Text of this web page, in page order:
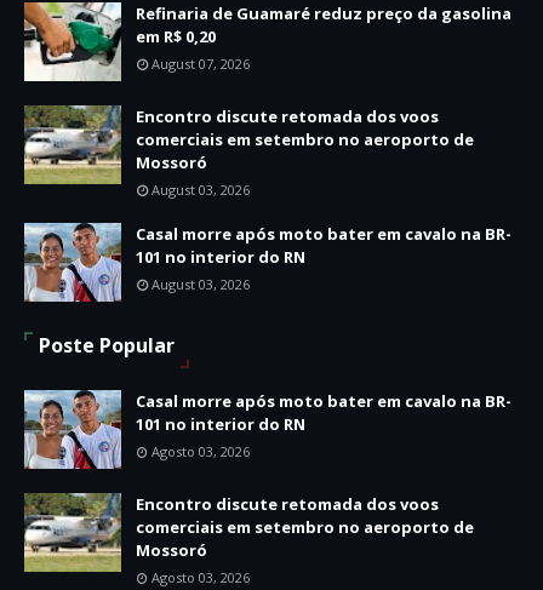
Refinaria de Guamaré reduz preço da gasolina
em R$ 0,20
August 07, 2026
Encontro discute retomada dos voos
comerciais em setembro no aeroporto de
Mossoró
August 03, 2026
Casal morre após moto bater em cavalo na BR-
101 no interior do RN
August 03, 2026
Poste Popular
Casal morre após moto bater em cavalo na BR-
101 no interior do RN
Agosto 03, 2026
Encontro discute retomada dos voos
comerciais em setembro no aeroporto de
Mossoró
Agosto 03, 2026